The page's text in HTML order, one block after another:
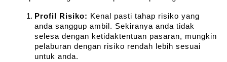
Profil Risiko: Kenal pasti tahap risiko yang
anda sanggup ambil. Sekiranya anda tidak
selesa dengan ketidaktentuan pasaran, mungkin
pelaburan dengan risiko rendah lebih sesuai
untuk anda.